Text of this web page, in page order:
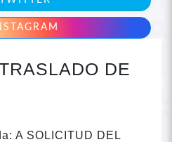
DE
A SOLICITUD DEL